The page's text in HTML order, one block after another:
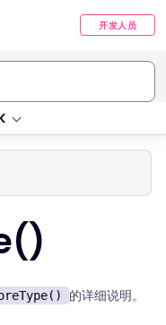
开发人员
的详细说明。